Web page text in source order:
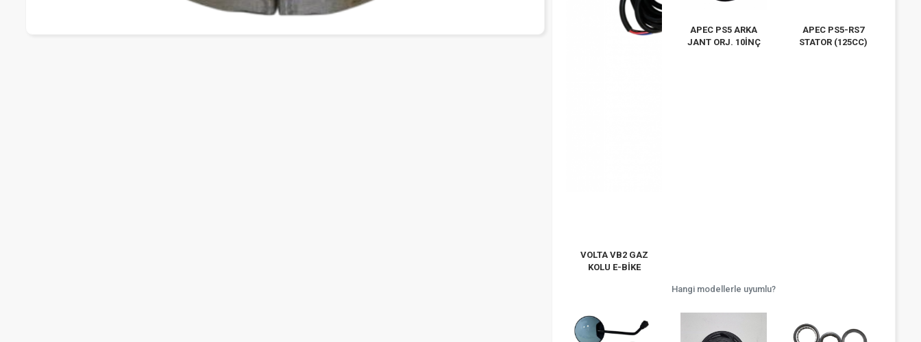
VOLTA VB2 GAZ
KOLU E-BİKE
APEC PS5 ARKA
JANT ORJ. 10İNÇ
Hangi modellerle uyumlu?
APEC PS5-RS7
STATOR (125CC)